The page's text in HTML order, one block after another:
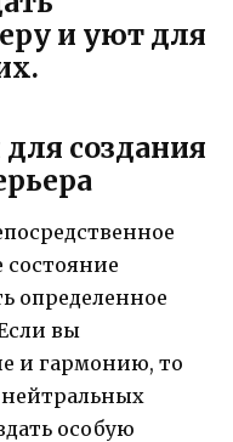
и уют для
создания
определенное
вы
и гармонию, то
нейтральных
особую